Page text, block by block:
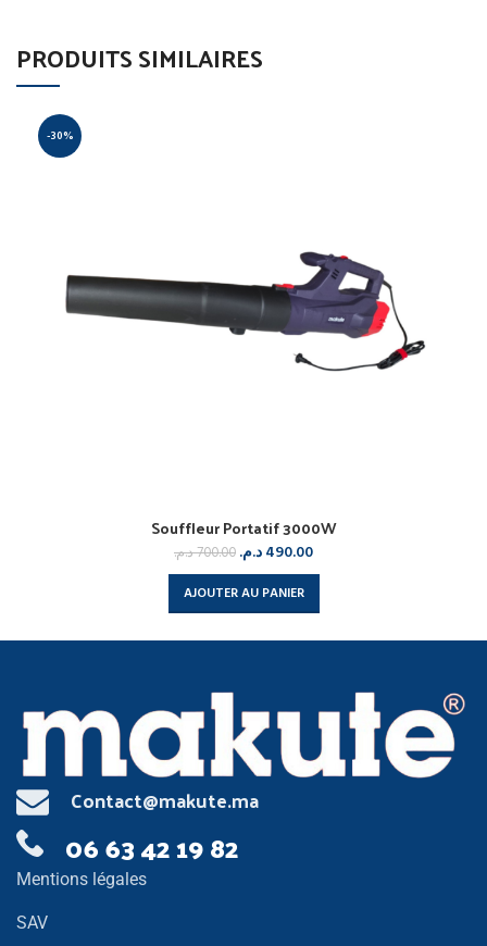
PRODUITS SIMILAIRES
-30%
Souffleur Portatif 3000W
700.00د.م. 490.00د.م.
AJOUTER AU PANIER
Contact@makute.ma
06 63 42 19 82
Mentions légales
SAV